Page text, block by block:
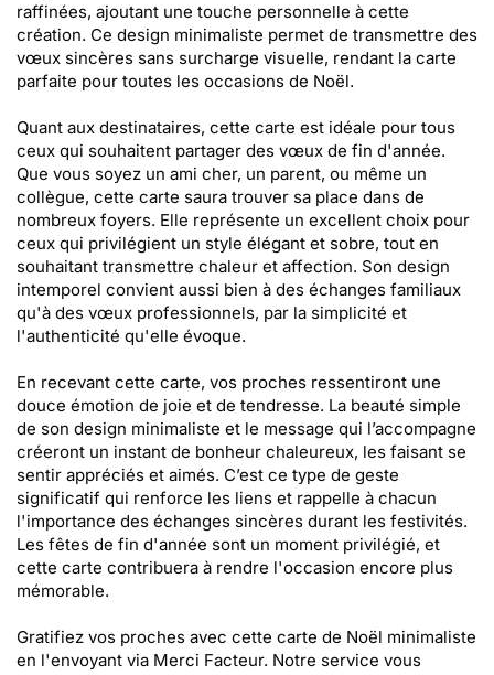
raffinées, ajoutant une touche personnelle à cette
création. Ce design minimaliste permet de transmettre des
vœux sincères sans surcharge visuelle, rendant la carte
parfaite pour toutes les occasions de Noël.
Quant aux destinataires, cette carte est idéale pour tous
ceux qui souhaitent partager des vœux de fin d'année.
Que vous soyez un ami cher, un parent, ou même un
collègue, cette carte saura trouver sa place dans de
nombreux foyers. Elle représente un excellent choix pour
ceux qui privilégient un style élégant et sobre, tout en
souhaitant transmettre chaleur et affection. Son design
intemporel convient aussi bien à des échanges familiaux
qu'à des vœux professionnels, par la simplicité et
l'authenticité qu'elle évoque.
En recevant cette carte, vos proches ressentiront une
douce émotion de joie et de tendresse. La beauté simple
de son design minimaliste et le message qui l’accompagne
créeront un instant de bonheur chaleureux, les faisant se
sentir appréciés et aimés. C’est ce type de geste
significatif qui renforce les liens et rappelle à chacun
l'importance des échanges sincères durant les festivités.
Les fêtes de fin d'année sont un moment privilégié, et
cette carte contribuera à rendre l'occasion encore plus
mémorable.
Gratifiez vos proches avec cette carte de Noël minimaliste
en l'envoyant via Merci Facteur. Notre service vous